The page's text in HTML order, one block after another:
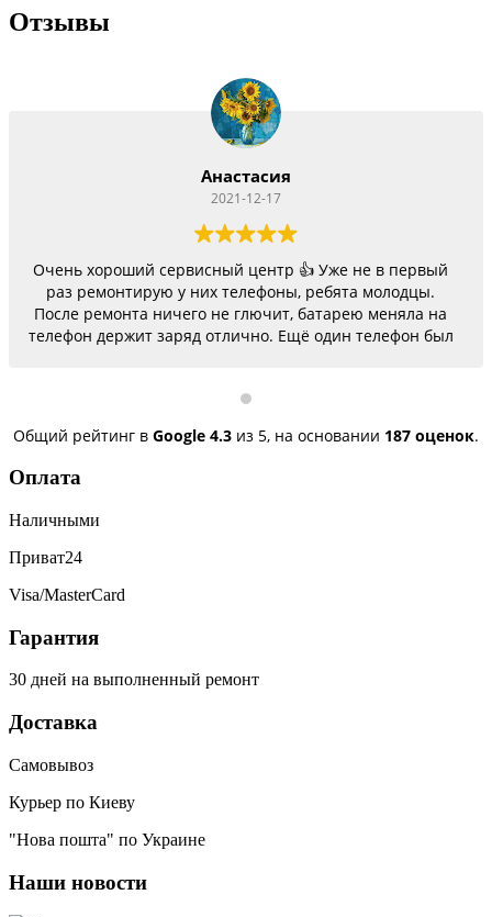
Отзывы
Анастасия
2021-12-17
Очень хороший сервисный центр 👍 Уже не в первый
раз ремонтирую у них телефоны, ребята молодцы.
После ремонта ничего не глючит, батарею меняла на
телефон держит заряд отлично. Ещё один телефон был
сегодня получила телефон, всё исправили, заряд
Общий рейтинг в Google 4.3 из 5, на основании 187 оценок.
Оплата
Наличными
Приват24
Visa/MasterCard
Гарантия
30 дней на выполненный ремонт
Доставка
Самовывоз
Курьер по Киеву
"Нова пошта" по Украине
Наши новости